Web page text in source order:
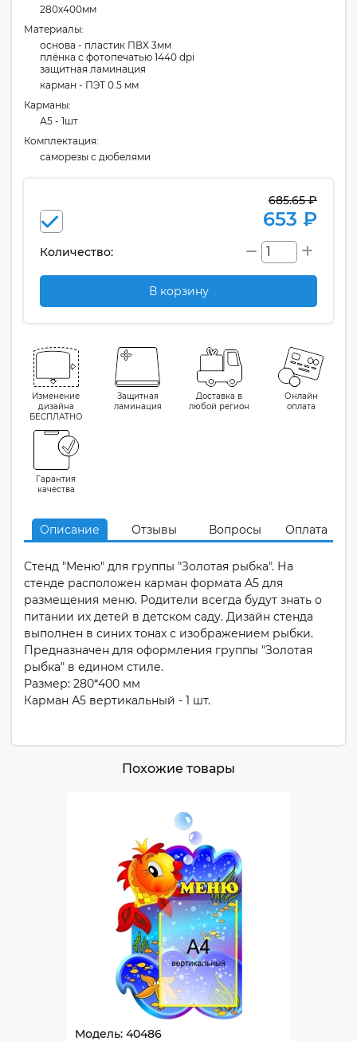
280x400мм
Материалы:
основа - пластик ПВХ 3мм
плёнка с фотопечатью 1440 dpi
защитная ламинация
карман - ПЭТ 0.5 мм
Карманы:
А5 - 1шт
Комплектация:
cаморезы с дюбелями
685.65 ₽
653 ₽
Количество:
В корзину
Изменение
дизайна
БЕСПЛАТНО
Защитная
ламинация
Доставка в
любой регион
Онлайн
оплата
Гарантия
качества
Описание Отзывы Вопросы Оплата
Стенд "Меню" для группы "Золотая рыбка". На
стенде расположен карман формата А5 для
размещения меню. Родители всегда будут знать о
питании их детей в детском саду. Дизайн стенда
выполнен в синих тонах с изображением рыбки.
Предназначен для оформления группы "Золотая
рыбка" в едином стиле.
Размер: 280*400 мм
Карман А5 вертикальный - 1 шт.
Похожие товары
Модель: 40486